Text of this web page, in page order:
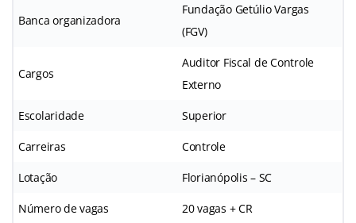
Banca organizadora
Fundação Getúlio Vargas
(FGV)
Cargos
Auditor Fiscal de Controle
Externo
Escolaridade Superior
Carreiras Controle
Lotação Florianópolis – SC
Número de vagas 20 vagas + CR